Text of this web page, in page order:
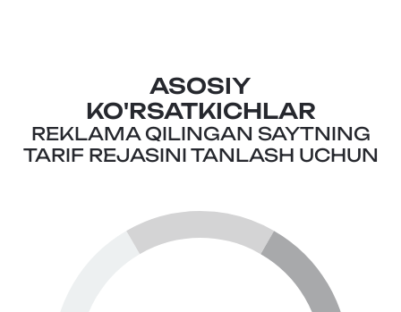
ASOSIY
KO'RSATKICHLAR
REKLAMA QILINGAN SAYTNING
TARIF REJASINI TANLASH UCHUN